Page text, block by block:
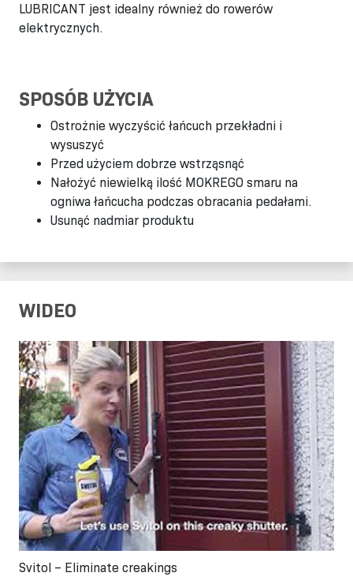
LUBRICANT jest idealny również do rowerów
elektrycznych.
SPOSÓB UŻYCIA
Ostrożnie wyczyścić łańcuch przekładni i
wysuszyć
Przed użyciem dobrze wstrząsnąć
Nałożyć niewielką ilość MOKREGO smaru na
ogniwa łańcucha podczas obracania pedałami.
Usunąć nadmiar produktu
WIDEO
Svitol – Eliminate creakings